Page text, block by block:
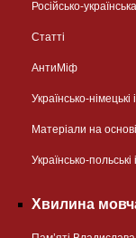
Російсько-
Статті
АнтиМіф
Українсько-німецькі
Матеріали на
Українсько-польські
Хвилина